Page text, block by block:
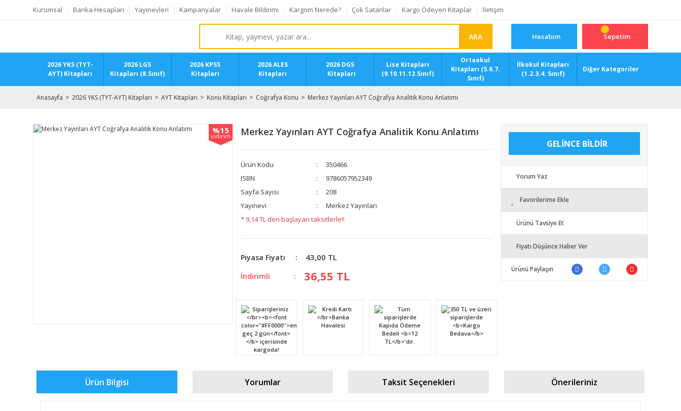
Kurumsal Banka Hesapları Yayınevleri Kampanyalar Havale Bildirimi Kargom Nerede? Çok Satanlar Kargo Ödeyen Kitaplar İletişim
ARA Hesabım Sepetim
2026 YKS (TYT-
AYT) Kitapları
2026 LGS
Kitapları (8.Sınıf)
2026 KPSS
Kitapları
2026 ALES
Kitapları
2026 DGS
Kitapları
Lise Kitapları
(9.10.11.12.Sınıf)
Ortaokul
Kitapları (5.6.7.
Sınıf)
İlkokul Kitapları
(1.2.3.4. Sınıf)
Diğer Kategoriler
Anasayfa 2026 YKS (TYT-AYT) Kitapları AYT Kitapları Konu Kitapları Coğrafya Konu Merkez Yayınları AYT Coğrafya Analitik Konu Anlatımı
%15
indirim Merkez Yayınları AYT Coğrafya Analitik Konu Anlatımı
Ürün Kodu
350466
ISBN
9786057952349
Sayfa Sayısı
208
Yayınevi
Merkez Yayınları
* 9,14 TL den başlayan taksitlerle!!
Piyasa Fiyatı 43,00 TL
İndirimli 36,55 TL
GELİNCE BİLDİR
Yorum Yaz
Favorilerime Ekle
Ürünü Tavsiye Et
Fiyatı Düşünce Haber Ver
Ürünü Paylaşın
Ürün Bilgisi Yorumlar Taksit Seçenekleri Önerileriniz